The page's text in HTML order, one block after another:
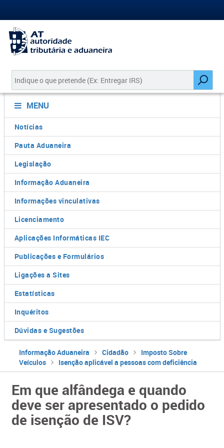
MENU
Notícias
Pauta Aduaneira
Legislação
Informação Aduaneira
Informações vinculativas
Licenciamento
Aplicações Informáticas IEC
Publicações e Formulários
Ligações a Sites
Estatísticas
Inquéritos
Dúvidas e Sugestões
Informação Aduaneira Cidadão
Imposto Sobre
Veículos
Isenção aplicável a pessoas com deficiência
Em que alfândega e quando
deve ser apresentado o pedido
de isenção de ISV?